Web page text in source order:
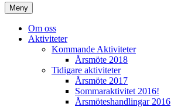
Meny Hoppa
till
innehåll
Om oss
Aktiviteter
Kommande Aktiviteter
Årsmöte 2018
Tidigare aktiviteter
Årsmöte 2017
Sommaraktivitet 2016!
Årsmöteshandlingar 2016